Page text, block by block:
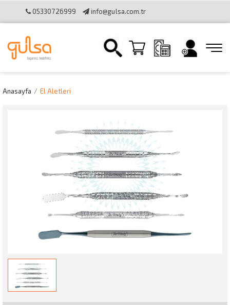
05330726999 info@gulsa.com.tr
Hizmetleri Online Tahsilat Kullanımı
Anasayfa El Aletleri